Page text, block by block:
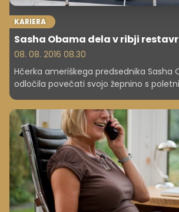
KARIERA
Sasha Obama dela v ribji
08. 08. 2016 08.30
Hčerka ameriškega predsednika Sasha
odločila povečati svojo žepnino s
restavraciji.